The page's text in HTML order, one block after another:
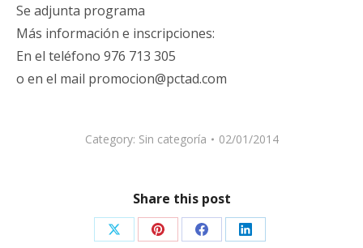
Se adjunta programa
Más información e inscripciones:
En el teléfono 976 713 305
o en el mail promocion@pctad.com
Category: Sin categoría 02/01/2014
Share this post
Share Share Share Share